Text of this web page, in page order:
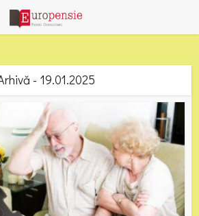
- 19.01.2025